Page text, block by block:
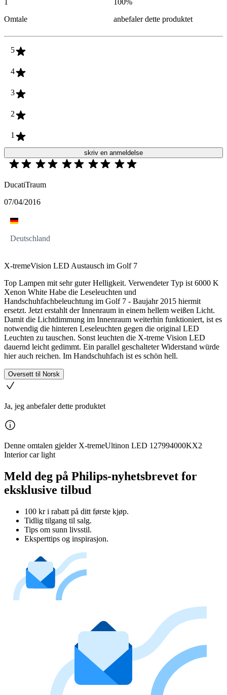
Omtale
100%
anbefaler dette produktet
5
4
3
2
1
skriv en anmeldelse
DucatiTraum
07/04/2016
Deutschland
X-tremeVision LED Austausch im Golf 7
Top Lampen mit sehr guter Helligkeit. Verwendeter Typ ist 6000 K
Xenon White Habe die Leseleuchten und
Handschuhfachbeleuchtung im Golf 7 - Baujahr 2015 hiermit
ersetzt. Jetzt erstahlt der Innenraum in einem hellem weißen Licht.
Damit die Lichtdimmung im Innenraum weiterhin funktioniert, ist es
notwendig die hinteren Leseleuchten gegen die original LED
Leuchten zu tauschen. Sonst leuchten die X-treme Vision LED
dauernd leicht gedimmt. Ein parallel geschalteter Widerstand würde
hier auch reichen. Im Handschuhfach ist es schön hell.
Oversett til Norsk
Ja, jeg anbefaler dette produktet
Denne omtalen gjelder X-tremeUltinon LED 127994000KX2
Interior car light
Meld deg på Philips-nyhetsbrevet for
eksklusive tilbud
100 kr i rabatt på ditt første kjøp.
Tidlig tilgang til salg.
Tips om sunn livsstil.
Eksperttips og inspirasjon.